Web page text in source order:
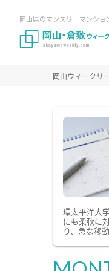
岡山県のマンスリーマンシ
岡山ウィークリ
環太平洋大
にも柔軟に
り、急な移